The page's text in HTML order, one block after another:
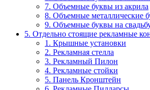
7. Объемные буквы из акрила
8. Объемные металлические
9. Объемные буквы на
5. Отдельно стоящие рекламные
1. Крышные установки
2. Рекламная стелла
3. Рекламный Пилон
4. Рекламные стойки
5. Панель Кронштейн